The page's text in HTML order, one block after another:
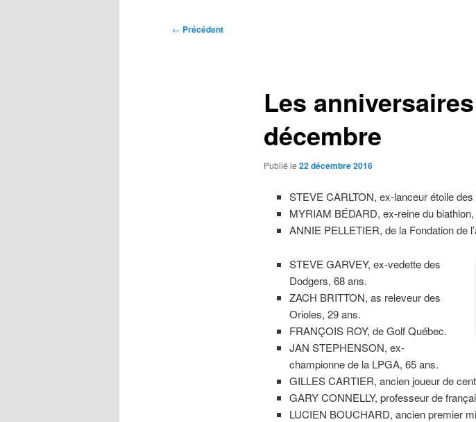
Navigation
← Précédent
Les
décembre
Publié le 22 décembre 2016
STEVE CARLTON, ex-lanceur étoile
MYRIAM BÉDARD, ex-reine du
ANNIE PELLETIER, de la Fondation de
STEVE GARVEY, ex-vedette des
Dodgers, 68 ans.
ZACH BRITTON, as releveur des
Orioles, 29 ans.
FRANÇOIS ROY, de Golf Québec.
JAN STEPHENSON, ex-
championne de la LPGA, 65 ans.
GILLES CARTIER, ancien joueur de
GARY CONNELLY, professeur de
LUCIEN BOUCHARD, ancien premier